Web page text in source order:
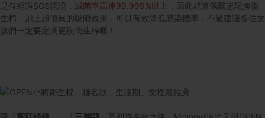
是有經過SGS認證， 滅菌率高達99.999%以上
，因此就算偶爾忘記換衛
生棉，加上超優異的吸附效果，可以有效降低感染機率，不過建議各位女
孩們一定要定期更換衛生棉喔！